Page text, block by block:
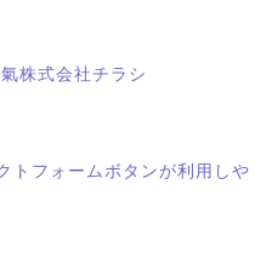
株式会社チラシ
トフォームボタンが利用しや